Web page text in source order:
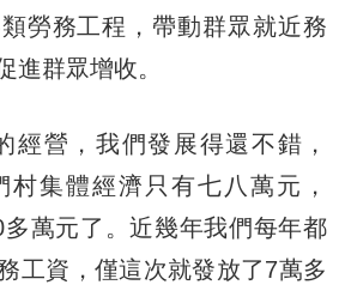
勞務工程，帶動群眾就近務
進群眾增收。
營，我們發展得還不錯，
村集體經濟只有七八萬元，
萬元了。近幾年我們每年都
工資，僅這次就發放了7萬多